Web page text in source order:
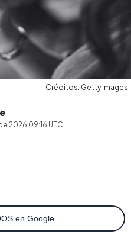
Créditos: Getty Images
2026 09:16 UTC
en Google